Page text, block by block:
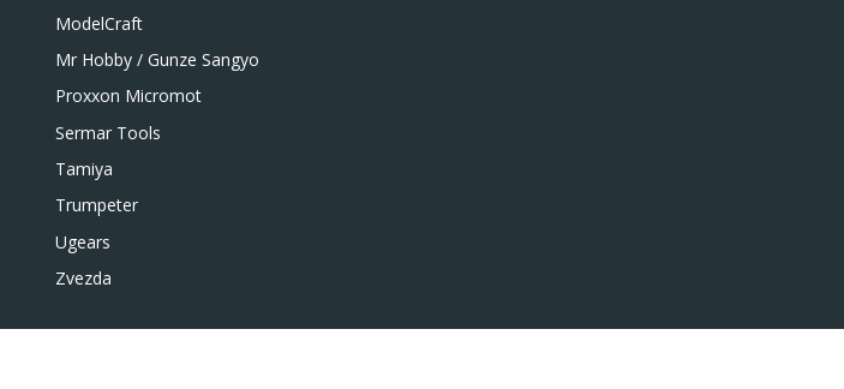
ModelCraft
Mr Hobby / Gunze Sangyo
Proxxon Micromot
Sermar Tools
Tamiya
Trumpeter
Ugears
Zvezda